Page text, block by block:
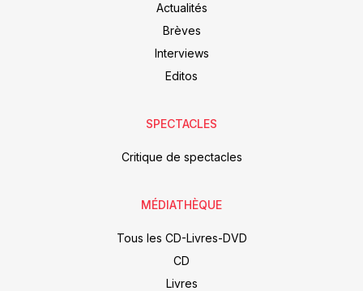
Actualités
Brèves
Interviews
Editos
SPECTACLES
Critique de spectacles
MÉDIATHÈQUE
Tous les CD-Livres-DVD
CD
Livres